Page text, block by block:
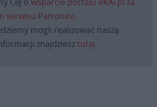
serwisu Patronite.
mogli realizować naszą
znajdziesztutaj.